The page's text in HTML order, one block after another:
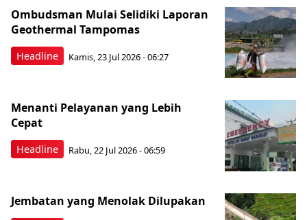
Headline
Ombudsman Mulai Selidiki Laporan
Geothermal Tampomas
Kamis, 23 Jul 2026 - 06:27
Headline
Menanti Pelayanan yang Lebih
Cepat
Rabu, 22 Jul 2026 - 06:59
Jembatan yang Menolak Dilupakan